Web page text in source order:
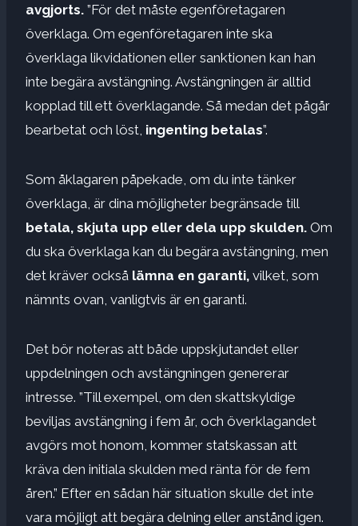
avgjorts. ”För det måste egenföretagaren
överklaga. Om egenföretagaren inte ska
överklaga likvidationen eller sanktionen kan han
inte begära avstängning. Avstängningen är alltid
kopplad till ett överklagande. Så medan det pågår
bearbetat och löst, ingenting betalas”.
Som åklagaren påpekade, om du inte tänker
överklaga, är dina möjligheter begränsade till
betala, skjuta upp eller dela upp skulden. Om
du ska överklaga kan du begära avstängning, men
det kräver också lämna en garanti, vilket, som
nämnts ovan, vanligtvis är en garanti.
Det bör noteras att både uppskjutandet eller
uppdelningen och avstängningen genererar
intresse. ”Till exempel, om den skattskyldige
beviljas avstängning i fem år, och överklagandet
avgörs mot honom, kommer statskassan att
kräva den initiala skulden med ränta för de fem
åren.” Efter en sådan här situation skulle det inte
vara möjligt att begära delning eller anstånd igen.